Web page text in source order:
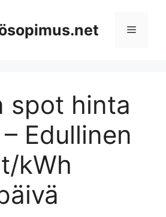
Menu
spot hinta
Edullinen
kWh